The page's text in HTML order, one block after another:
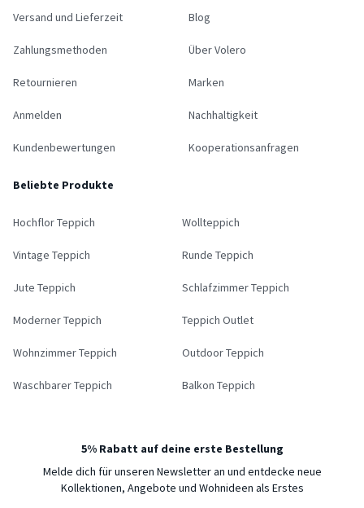
Versand und Lieferzeit
Zahlungsmethoden
Retournieren
Anmelden
Kundenbewertungen
Blog
Über Volero
Marken
Nachhaltigkeit
Kooperationsanfragen
Beliebte Produkte
Hochflor Teppich Wollteppich
Vintage Teppich Runde Teppich
Jute Teppich Schlafzimmer Teppich
Moderner Teppich Teppich Outlet
Wohnzimmer Teppich Outdoor Teppich
Waschbarer Teppich Balkon Teppich
5% Rabatt auf deine erste Bestellung
Melde dich für unseren Newsletter an und entdecke neue
Kollektionen, Angebote und Wohnideen als Erstes